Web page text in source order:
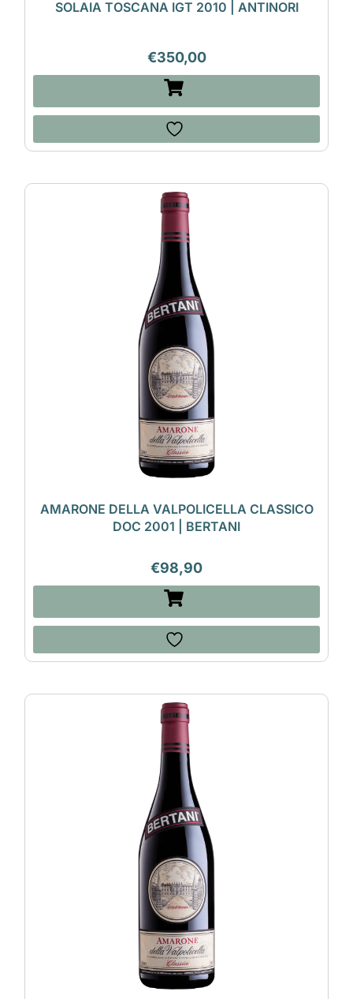
SOLAIA TOSCANA IGT 2010 | ANTINORI
€350,00
AMARONE DELLA VALPOLICELLA CLASSICO
DOC 2001 | BERTANI
€98,90